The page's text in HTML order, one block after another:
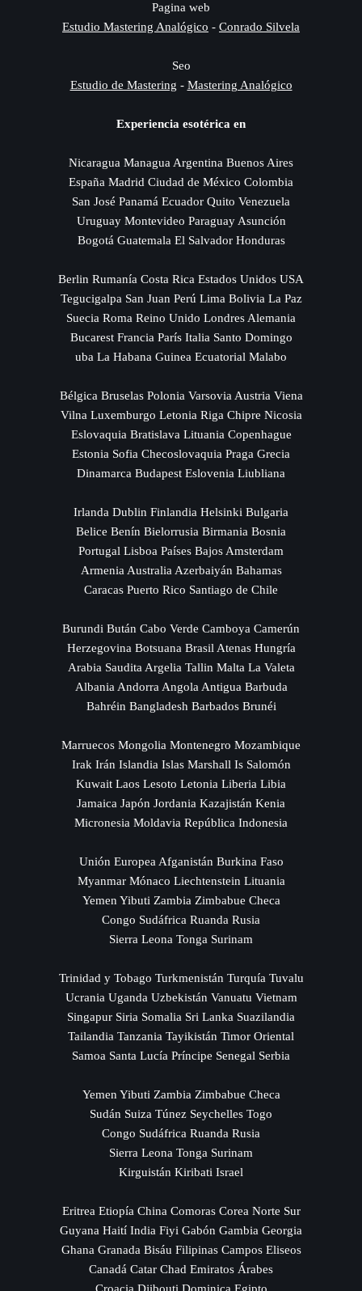
Pagina web
Estudio Mastering Analógico - Conrado Silvela
Seo
Estudio de Mastering - Mastering Analógico
Experiencia esotérica en
Nicaragua Managua Argentina Buenos Aires
España Madrid Ciudad de México Colombia
San José Panamá Ecuador Quito Venezuela
Uruguay Montevideo Paraguay Asunción
Bogotá Guatemala El Salvador Honduras
Berlin Rumanía Costa Rica Estados Unidos USA
Tegucigalpa San Juan Perú Lima Bolivia La Paz
Suecia Roma Reino Unido Londres Alemania
Bucarest Francia París Italia Santo Domingo
uba La Habana Guinea Ecuatorial Malabo
Bélgica Bruselas Polonia Varsovia Austria Viena
Vilna Luxemburgo Letonia Riga Chipre Nicosia
Eslovaquia Bratislava Lituania Copenhague
Estonia Sofia Checoslovaquia Praga Grecia
Dinamarca Budapest Eslovenia Liubliana
Irlanda Dublin Finlandia Helsinki Bulgaria
Belice Benín Bielorrusia Birmania Bosnia
Portugal Lisboa Países Bajos Amsterdam
Armenia Australia Azerbaiyán Bahamas
Caracas Puerto Rico Santiago de Chile
Burundi Bután Cabo Verde Camboya Camerún
Herzegovina Botsuana Brasil Atenas Hungría
Arabia Saudita Argelia Tallin Malta La Valeta
Albania Andorra Angola Antigua Barbuda
Bahréin Bangladesh Barbados Brunéi
Marruecos Mongolia Montenegro Mozambique
Irak Irán Islandia Islas Marshall Is Salomón
Kuwait Laos Lesoto Letonia Liberia Libia
Jamaica Japón Jordania Kazajistán Kenia
Micronesia Moldavia República Indonesia
Unión Europea Afganistán Burkina Faso
Myanmar Mónaco Liechtenstein Lituania
Yemen Yibuti Zambia Zimbabue Checa
Congo Sudáfrica Ruanda Rusia
Sierra Leona Tonga Surinam
Trinidad y Tobago Turkmenistán Turquía Tuvalu
Ucrania Uganda Uzbekistán Vanuatu Vietnam
Singapur Siria Somalia Sri Lanka Suazilandia
Tailandia Tanzania Tayikistán Timor Oriental
Samoa Santa Lucía Príncipe Senegal Serbia
Yemen Yibuti Zambia Zimbabue Checa
Sudán Suiza Túnez Seychelles Togo
Congo Sudáfrica Ruanda Rusia
Sierra Leona Tonga Surinam
Kirguistán Kiribati Israel
Eritrea Etiopía China Comoras Corea Norte Sur
Guyana Haití India Fiyi Gabón Gambia Georgia
Ghana Granada Bisáu Filipinas Campos Eliseos
Canadá Catar Chad Emiratos Árabes